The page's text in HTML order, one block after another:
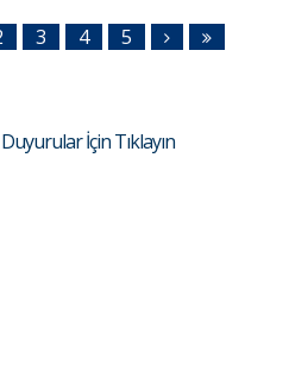
3 4 5
İçin Tıklayın